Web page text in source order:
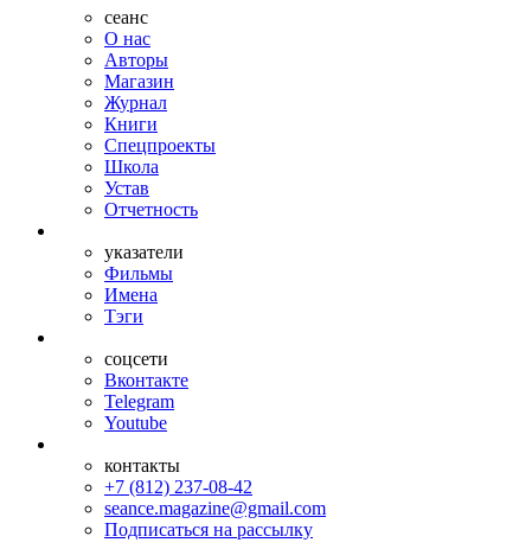
сеанс
О нас
Авторы
Магазин
Журнал
Книги
Спецпроекты
Школа
Устав
Отчетность
указатели
Фильмы
Имена
Тэги
соцсети
Вконтакте
Telegram
Youtube
контакты
+7 (812) 237-08-42
seance.magazine@gmail.com
Подписаться на рассылку